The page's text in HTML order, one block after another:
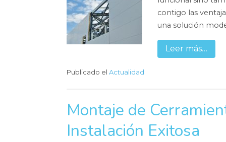
contigo las
una solución
Leer más…
Publicado el Actualidad
Montaje de
Instalación Exitosa